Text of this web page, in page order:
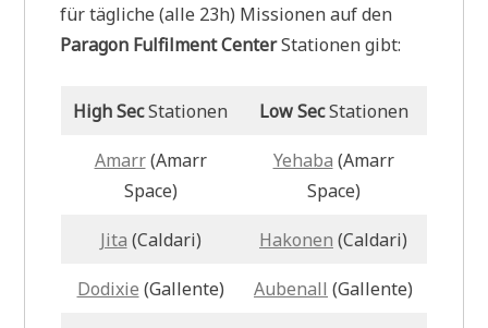
für tägliche (alle 23h) Missionen auf den
Paragon Fulfilment CenterStationen gibt:
High SecStationen Low SecStationen
Amarr(Amarr
Space)
Yehaba (Amarr
Space)
Jita (Caldari) Hakonen (Caldari)
Dodixie (Gallente) Aubenall (Gallente)